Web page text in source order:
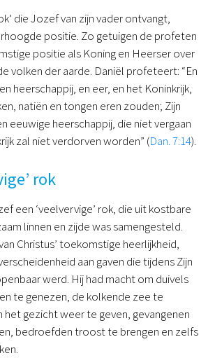
die Jozef van zijn vader ontvangt,
positie. Zo getuigen de profeten
positie als Koning en Heerser over
volken der aarde. Daniël profeteert: “En
heerschappij, en eer, en het Koninkrijk,
natiën en tongen eren zouden; Zijn
eeuwige heerschappij, die niet vergaan
zal niet verdorven worden” (Dan. 7:14).
rok
een ‘veelvervige’ rok, die uit kostbare
linnen en zijde was samengesteld.
Christus’ toekomstige heerlijkheid,
aan gaven die tijdens Zijn
werd. Hij had macht om duivels
te genezen, de kolkende zee te
het gezicht weer te geven, gevangenen
bedroefden troost te brengen en zelfs